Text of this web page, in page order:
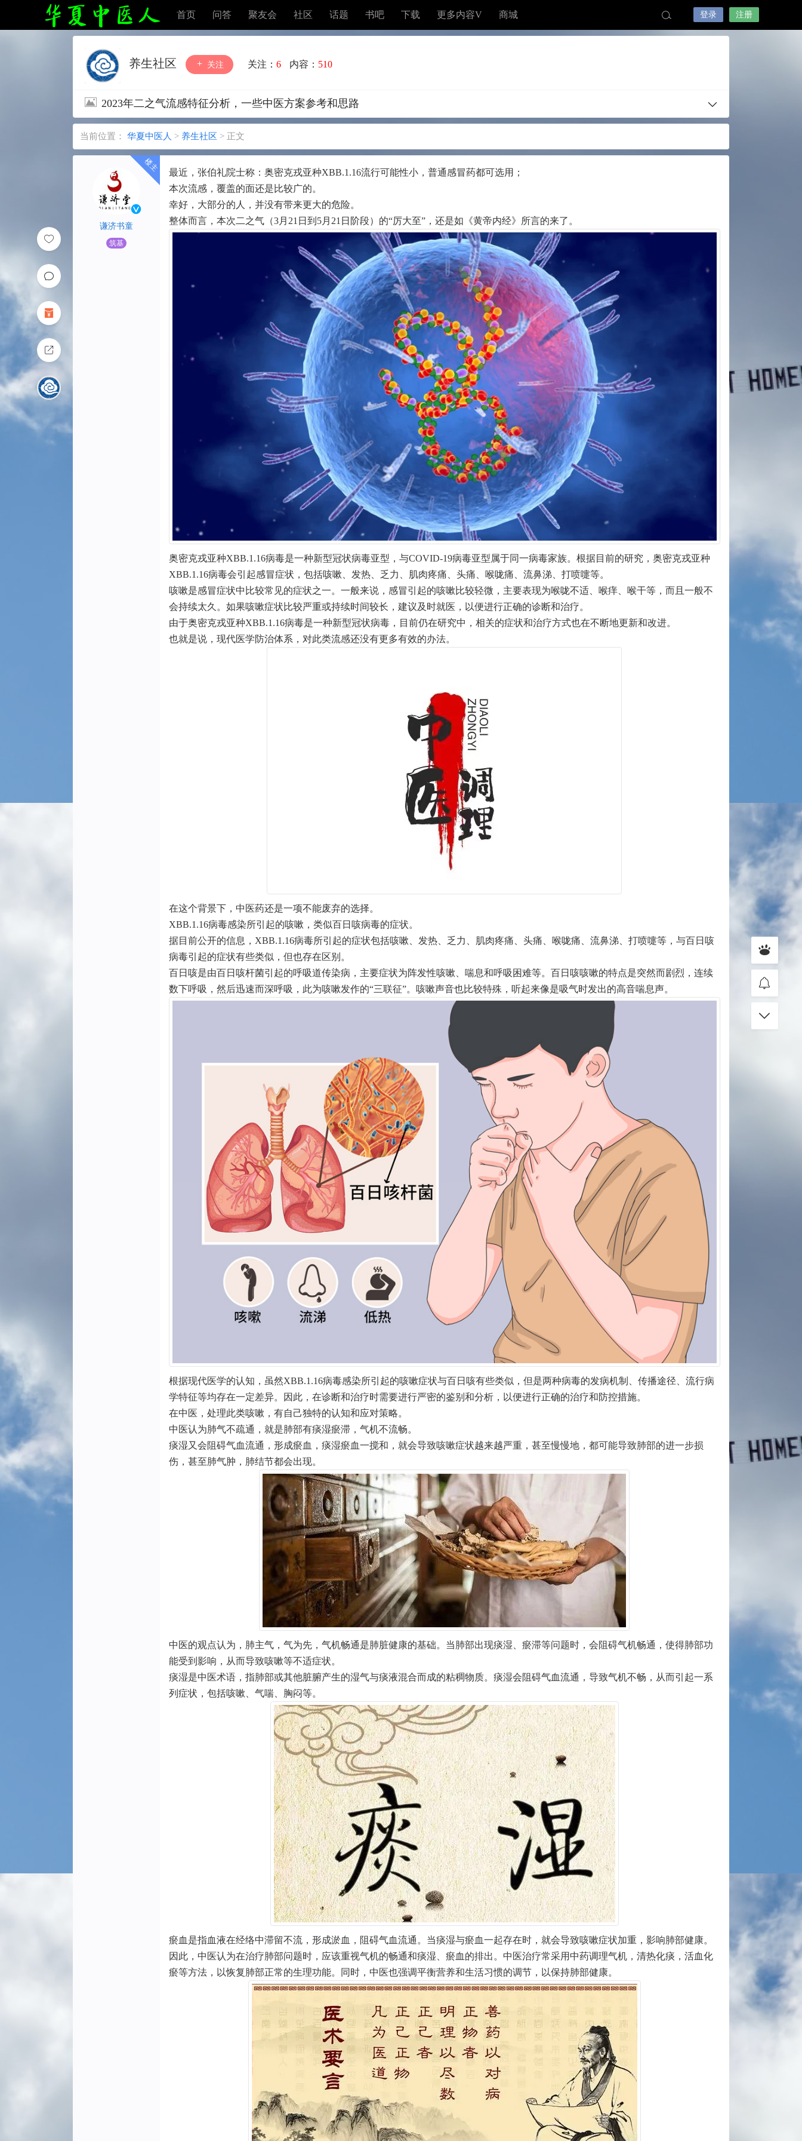
首页 问答 聚友会 社区 话题 书吧 下载 更多内容V 商城 登录 注册
养生社区 关注 关注： 6 内容： 510
2023年二之气流感特征分析，一些中医方案参考和思路
当前位置： 华夏中医人 > 养生社区 > 正文
谦济书童
筑基
最近，张伯礼院士称：奥密克戎亚种XBB.1.16流行可能性小，普通感冒药都可选用；
本次流感，覆盖的面还是比较广的。
幸好，大部分的人，并没有带来更大的危险。
整体而言，本次二之气（3月21日到5月21日阶段）的“厉大至”，还是如《黄帝内经》所言的来了。
奥密克戎亚种XBB.1.16病毒是一种新型冠状病毒亚型，与COVID-19病毒亚型属于同一病毒家族。根据目前的研究，奥密克戎亚种
XBB.1.16病毒会引起感冒症状，包括咳嗽、发热、乏力、肌肉疼痛、头痛、喉咙痛、流鼻涕、打喷嚏等。
咳嗽是感冒症状中比较常见的症状之一。一般来说，感冒引起的咳嗽比较轻微，主要表现为喉咙不适、喉痒、喉干等，而且一般不
会持续太久。如果咳嗽症状比较严重或持续时间较长，建议及时就医，以便进行正确的诊断和治疗。
由于奥密克戎亚种XBB.1.16病毒是一种新型冠状病毒，目前仍在研究中，相关的症状和治疗方式也在不断地更新和改进。
也就是说，现代医学防治体系，对此类流感还没有更多有效的办法。
在这个背景下，中医药还是一项不能废弃的选择。
XBB.1.16病毒感染所引起的咳嗽，类似百日咳病毒的症状。
据目前公开的信息，XBB.1.16病毒所引起的症状包括咳嗽、发热、乏力、肌肉疼痛、头痛、喉咙痛、流鼻涕、打喷嚏等，与百日咳
病毒引起的症状有些类似，但也存在区别。
百日咳是由百日咳杆菌引起的呼吸道传染病，主要症状为阵发性咳嗽、喘息和呼吸困难等。百日咳咳嗽的特点是突然而剧烈，连续
数下呼吸，然后迅速而深呼吸，此为咳嗽发作的“三联征”。咳嗽声音也比较特殊，听起来像是吸气时发出的高音喘息声。
根据现代医学的认知，虽然XBB.1.16病毒感染所引起的咳嗽症状与百日咳有些类似，但是两种病毒的发病机制、传播途径、流行病
学特征等均存在一定差异。因此，在诊断和治疗时需要进行严密的鉴别和分析，以便进行正确的治疗和防控措施。
在中医，处理此类咳嗽，有自己独特的认知和应对策略。
中医认为肺气不疏通，就是肺部有痰湿瘀滞，气机不流畅。
痰湿又会阻碍气血流通，形成瘀血，痰湿瘀血一搅和，就会导致咳嗽症状越来越严重，甚至慢慢地，都可能导致肺部的进一步损
伤，甚至肺气肿，肺结节都会出现。
中医的观点认为，肺主气，气为先，气机畅通是肺脏健康的基础。当肺部出现痰湿、瘀滞等问题时，会阻碍气机畅通，使得肺部功
能受到影响，从而导致咳嗽等不适症状。
痰湿是中医术语，指肺部或其他脏腑产生的湿气与痰液混合而成的粘稠物质。痰湿会阻碍气血流通，导致气机不畅，从而引起一系
列症状，包括咳嗽、气喘、胸闷等。
瘀血是指血液在经络中滞留不流，形成淤血，阻碍气血流通。当痰湿与瘀血一起存在时，就会导致咳嗽症状加重，影响肺部健康。
因此，中医认为在治疗肺部问题时，应该重视气机的畅通和痰湿、瘀血的排出。中医治疗常采用中药调理气机，清热化痰，活血化
瘀等方法，以恢复肺部正常的生理功能。同时，中医也强调平衡营养和生活习惯的调节，以保持肺部健康。